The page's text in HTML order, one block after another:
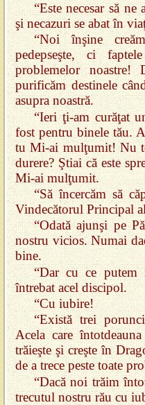
“Este necesar să
şi necazuri se abat în
“Noi înşine
pedepseşte, ci
problemelor
purificăm destinele
asupra noastră.
“Ieri ţi‑am curăţat
fost pentru binele tău.
tu Mi‑ai mulţumit! Nu
durere? Ştiai că este
Mi‑ai mulţumit.
“Să încercăm să
Vindecătorul Principal
“Odată ajunşi pe
nostru vicios. Numai
bine.
“Dar cu ce
întrebat acel discipol.
“Cu iubire!
“Există trei
Acela care
trăieşte şi creşte în
de a trece peste toate
“Dacă noi trăim
trecutul nostru rău cu